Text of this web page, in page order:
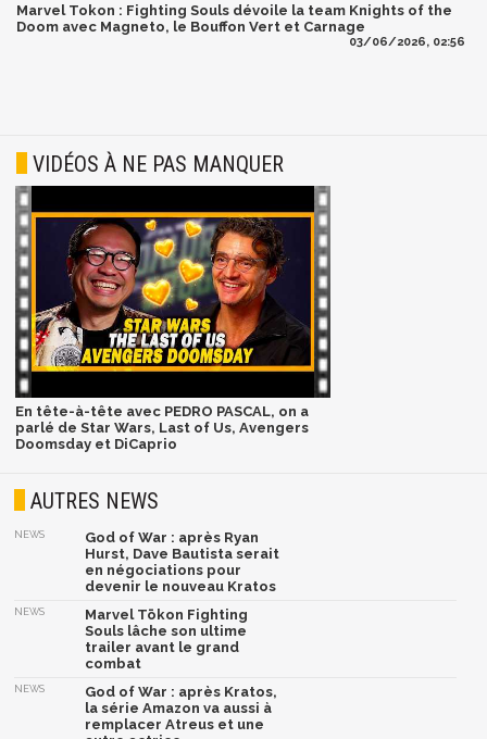
Marvel Tokon : Fighting Souls dévoile la team Knights of the
Doom avec Magneto, le Bouffon Vert et Carnage
03/06/2026, 02:56
VIDÉOS À NE PAS MANQUER
En tête-à-tête avec PEDRO PASCAL, on a
parlé de Star Wars, Last of Us, Avengers
Doomsday et DiCaprio
AUTRES NEWS
NEWS
God of War : après Ryan
Hurst, Dave Bautista serait
en négociations pour
devenir le nouveau Kratos
NEWS
Marvel Tōkon Fighting
Souls lâche son ultime
trailer avant le grand
combat
NEWS
God of War : après Kratos,
la série Amazon va aussi à
remplacer Atreus et une